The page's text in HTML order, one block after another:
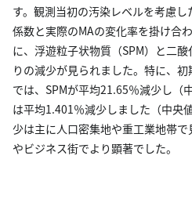
す。観測当初の汚染レベルを考慮
係数と実際のMAの変化率を掛け合
に、浮遊粒子状物質（SPM）と二酸
りの減少が見られました。特に、
では、SPMが平均21.65％減少し（
は平均1.401％減少しました（中央
少は主に人口密集地や重工業地帯で
やビジネス街でより顕著でした。